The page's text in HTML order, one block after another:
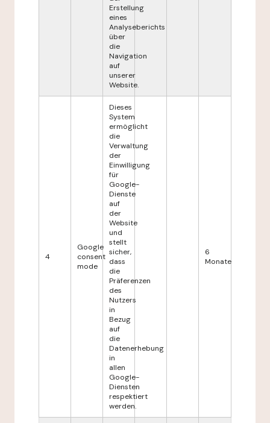
Erstellung
eines
Analyseberichts
über
die
Navigation
auf
unserer
Website.
4
Google
consent
mode
Dieses
System
ermöglicht
die
Verwaltung
der
Einwilligung
für
Google-
Dienste
auf
der
Website
und
stellt
sicher,
dass
die
Präferenzen
des
Nutzers
in
Bezug
auf
die
Datenerhebung
in
allen
Google-
Diensten
respektiert
werden.
6
Monate